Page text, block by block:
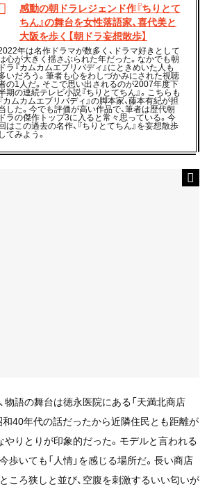
感動の朝ドラレジェンド作『ちりとて
ちん』の舞台を女性落語家、喜代美と
大阪を歩く【朝ドラ妄想散歩】
年は名作ドラマが数多く、ドラマ好きとして
心が大きく揺さぶられた年だった。なかでも朝
ラ『カムカムエブリバディ』にときめいた人も
いだろう。筆者も心をわしづかみにされた視聴
の1人だ。そこで思い出されるのが2007年度下
期の連続テレビ小説『ちりとてちん』。こちらも
『カムカムエブリバディ』の脚本家、藤本有紀が担
した。今でも評価が高い作品で、筆者は歴代朝
ラの傑作トップ3に入ると常々思っている。今
はこの過去の名作、『ちりとてちん』を妄想散歩
てみよう。
物語の舞台は徳永医院にある「天満北商店
和40年代の話だったから近隣住民とも距離が
やりとりが印象的だった。モデルと言われる
歩いても「人情」を感じる場所だ。長い商店
ころ狭しと並び、空腹を刺激するいい匂いが